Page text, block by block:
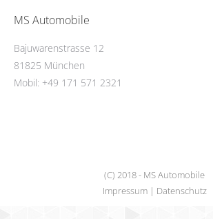
MS Automobile
Bajuwarenstrasse 12
81825 München
Mobil: +49 171 571 2321
(C) 2018 - MS Automobile
Impressum| Datenschutz